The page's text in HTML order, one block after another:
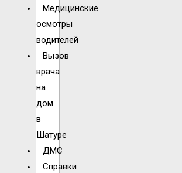
Медицинские
осмотры
водителей
Вызов
врача
на
дом
в
Шатуре
ДМС
Справки